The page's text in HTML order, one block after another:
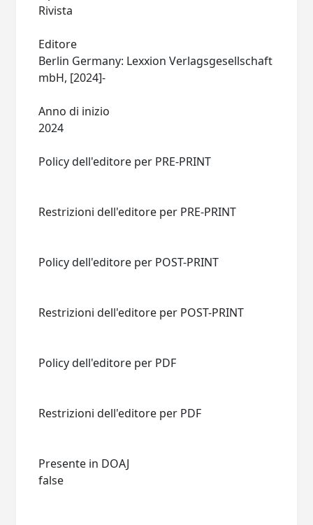
Rivista
Editore
Berlin Germany: Lexxion Verlagsgesellschaft
Anno di inizio
Policy dell'editore per PRE-PRINT
Restrizioni dell'editore per PRE-PRINT
Policy dell'editore per POST-PRINT
Restrizioni dell'editore per POST-PRINT
Policy dell'editore per PDF
Restrizioni dell'editore per PDF
Presente in DOAJ